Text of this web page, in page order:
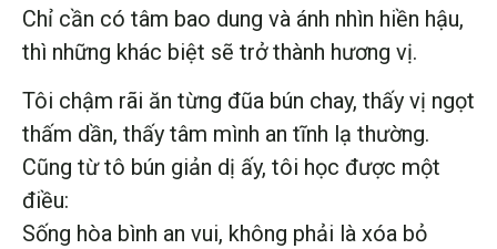
Chỉ cần có tâm bao dung và ánh nhìn hiền hậu,
thì những khác biệt sẽ trở thành hương vị.
Tôi chậm rãi ăn từng đũa bún chay, thấy vị ngọt
thấm dần, thấy tâm mình an tĩnh lạ thường.
Cũng từ tô bún giản dị ấy, tôi học được một
điều:
Sống hòa bình an vui, không phải là xóa bỏ